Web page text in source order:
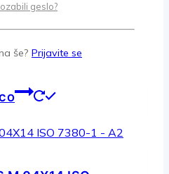
M 05X30 ISO
geslo?
še? Prijavite se